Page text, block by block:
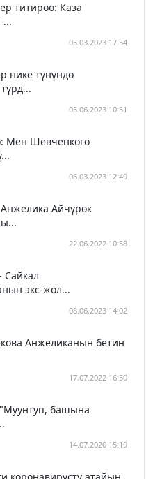
титирөө: Каза
...
05.03.2023 17:54
нике түнүндө
05.06.2023 10:51
Мен Шевченкого
06.03.2023 12:49
Айчүрөк
22.06.2022 10:58
экс-жол...
08.06.2023 14:02
Анжеликанын бетин
17.07.2022 16:50
башына
14.07.2020 15:19